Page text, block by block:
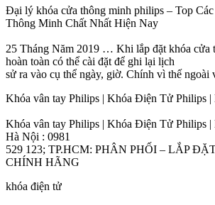
Đại lý khóa cửa thông minh philips – Top
Thông Minh Chất Nhất Hiện Nay
25 Tháng Năm 2019 … Khi lắp đặt khóa cửa
hoàn toàn có thể cài đặt để ghi lại lịch
sử ra vào cụ thể ngày, giờ. Chính vì thế ngoài
Khóa vân tay Philips | Khóa Điện Tử Philips |
Khóa vân tay Philips | Khóa Điện Tử Philips |
Hà Nội : 0981
529 123; TP.HCM: PHÂN PHỐI – LẮP
CHÍNH HÃNG
khóa điện tử